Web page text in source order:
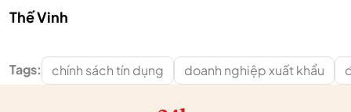
Thế Vinh
Tags: chính sách tín dụng doanh nghiệp xuất khẩu